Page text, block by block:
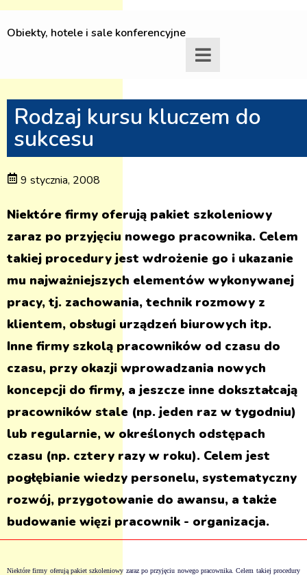
Obiekty, hotele i sale konferencyjne
Rodzaj kursu kluczem do
sukcesu
9 stycznia, 2008
Niektóre firmy oferują pakiet szkoleniowy
zaraz po przyjęciu nowego pracownika. Celem
takiej procedury jest wdrożenie go i ukazanie
mu najważniejszych elementów wykonywanej
pracy, tj. zachowania, technik rozmowy z
klientem, obsługi urządzeń biurowych itp.
Inne firmy szkolą pracowników od czasu do
czasu, przy okazji wprowadzania nowych
koncepcji do firmy, a jeszcze inne dokształcają
pracowników stale (np. jeden raz w tygodniu)
lub regularnie, w określonych odstępach
czasu (np. cztery razy w roku). Celem jest
pogłębianie wiedzy personelu, systematyczny
rozwój, przygotowanie do awansu, a także
budowanie więzi pracownik - organizacja.
Niektóre firmy oferują pakiet szkoleniowy zaraz po przyjęciu nowego pracownika. Celem takiej procedury